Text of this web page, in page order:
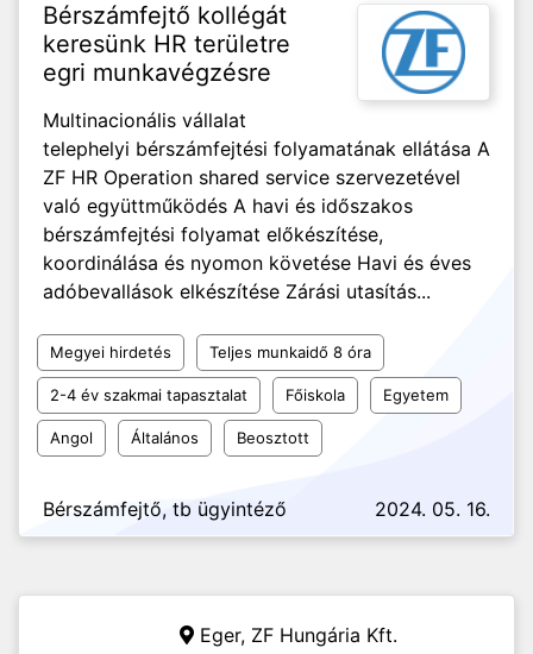
Bérszámfejtő kollégát
keresünk HR területre
egri munkavégzésre
Multinacionális vállalat
telephelyi bérszámfejtési folyamatának ellátása A
ZF HR Operation shared service szervezetével
való együttműködés A havi és időszakos
bérszámfejtési folyamat előkészítése,
koordinálása és nyomon követése Havi és éves
adóbevallások elkészítése Zárási utasítás...
Megyei hirdetés Teljes munkaidő 8 óra
2-4 év szakmai tapasztalat Főiskola Egyetem
Angol Általános Beosztott
Bérszámfejtő, tb ügyintéző 2024. 05. 16.
Eger, ZF Hungária Kft.